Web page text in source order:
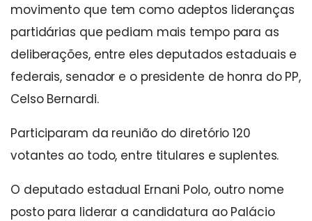
movimento que tem como adeptos lideranças
partidárias que pediam mais tempo para as
deliberações, entre eles deputados estaduais e
federais, senador e o presidente de honra do PP,
Celso Bernardi.
Participaram da reunião do diretório 120
votantes ao todo, entre titulares e suplentes.
O deputado estadual Ernani Polo, outro nome
posto para liderar a candidatura ao Palácio